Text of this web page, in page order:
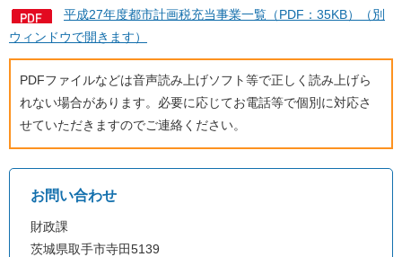
平成27年度都市計画税充当事業一覧（PDF：35KB）（別
ウィンドウで開きます）
PDFファイルなどは音声読み上げソフト等で正しく読み上げら
れない場合があります。必要に応じてお電話等で個別に対応さ
せていただきますのでご連絡ください。
お問い合わせ
財政課
茨城県取手市寺田5139